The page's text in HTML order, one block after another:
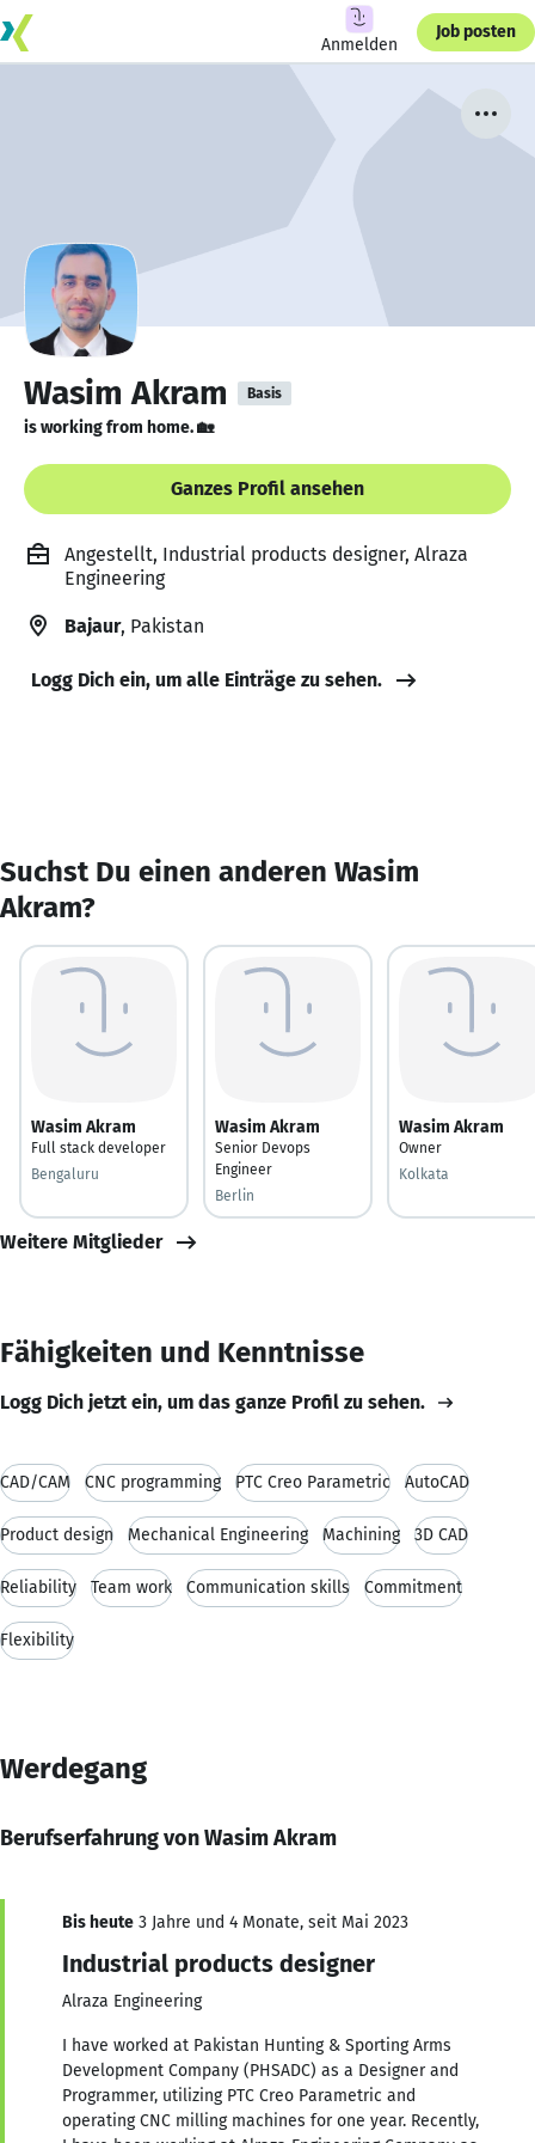
Anmelden
Job posten
Wasim Akram Basis
is working from home. 🏡
Ganzes Profil ansehen
Angestellt, Industrial products designer, Alraza
Engineering
Bajaur, Pakistan
Logg Dich ein, um alle Einträge zu sehen.
Suchst Du einen anderen Wasim
Akram?
Wasim Akram
Full stack developer
Bengaluru
Wasim Akram
Senior Devops
Engineer
Berlin
Wasim Akram
Owner
Kolkata
Weitere Mitglieder
Fähigkeiten und Kenntnisse
Logg Dich jetzt ein, um das ganze Profil zu sehen.
CAD/CAM CNC programming PTC Creo Parametric AutoCAD
Product design Mechanical Engineering Machining 3D CAD
Reliability Team work Communication skills Commitment
Flexibility
Werdegang
Berufserfahrung von Wasim Akram
Bis heute 3 Jahre und 4 Monate, seit Mai 2023
Industrial products designer
Alraza Engineering
I have worked at Pakistan Hunting & Sporting Arms
Development Company (PHSADC) as a Designer and
Programmer, utilizing PTC Creo Parametric and
operating CNC milling machines for one year. Recently,